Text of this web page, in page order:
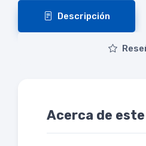
Descripción
Acerca de